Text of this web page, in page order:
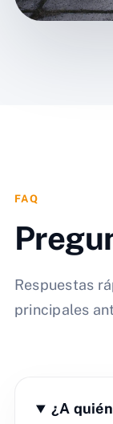
FAQ
Respuestas
principales
¿A